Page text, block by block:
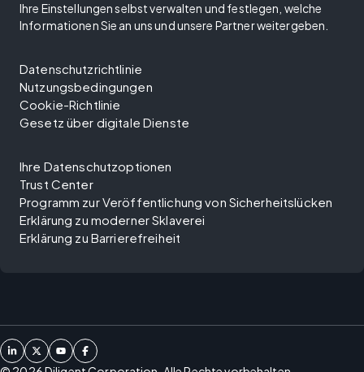
Ihre Einstellungen selbst verwalten und festlegen, welche
Informationen Sie an uns und unsere Partner weitergeben.
Datenschutzrichtlinie
Nutzungsbedingungen
Cookie-Richtlinie
Gesetz über digitale Dienste
Ihre Datenschutzoptionen
Trust Center
Programm zur Veröffentlichung von Sicherheitslücken
Erklärung zu moderner Sklaverei
Erklärung zu Barrierefreiheit